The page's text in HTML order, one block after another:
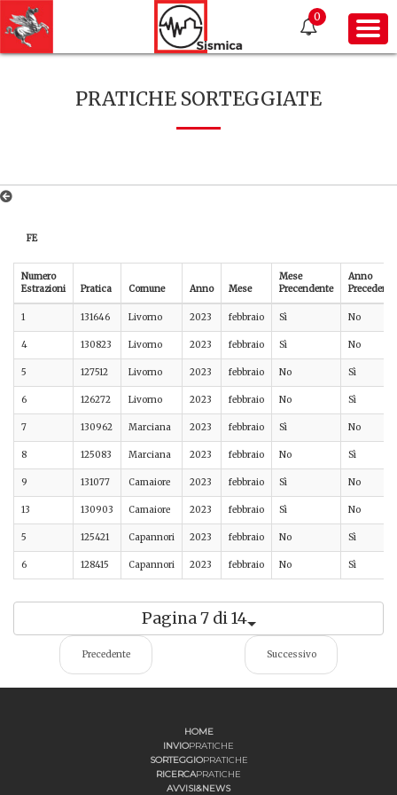
0
PRATICHE SORTEGGIATE
FE
Numero
Estrazioni
Pratica Comune Anno Mese
Mese
Precendente
Anno
Precedente
1 131646 Livorno 2023 febbraio Sì No
4 130823 Livorno 2023 febbraio Sì No
5 127512 Livorno 2023 febbraio No Sì
6 126272 Livorno 2023 febbraio No Sì
7 130962 Marciana 2023 febbraio Sì No
8 125083 Marciana 2023 febbraio No Sì
9 131077 Camaiore 2023 febbraio Sì No
13 130903 Camaiore 2023 febbraio Sì No
5 125421 Capannori 2023 febbraio No Sì
6 128415 Capannori 2023 febbraio No Sì
Pagina 7 di 14
Precedente Successivo
HOME
INVIOPRATICHE
SORTEGGIOPRATICHE
RICERCAPRATICHE
AVVISI&NEWS